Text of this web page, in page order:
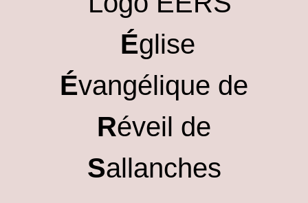
Église
Évangélique de
Réveil de
Sallanches